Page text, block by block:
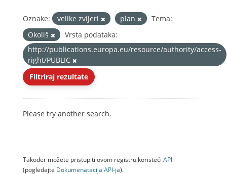
Oznake: velike zvijeri plan
Tema:
Okoliš
Vrsta podataka:
http://publications.europa.eu/resource/authority/access-
right/PUBLIC
Filtriraj rezultate
Please try another search.
Također možete pristupiti ovom registru koristeći API
(pogledajte Dokumenаtаcijа API-jа).